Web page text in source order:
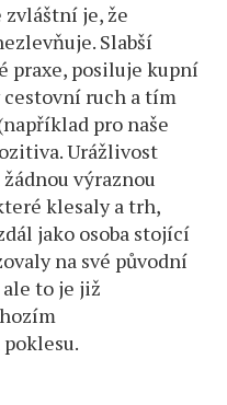
zvláštní je, že
Slabší
praxe, posiluje kupní
ruch a tím
pro naše
Urážlivost
výraznou
klesaly a trh,
jako osoba stojící
na své původní
ale to je již